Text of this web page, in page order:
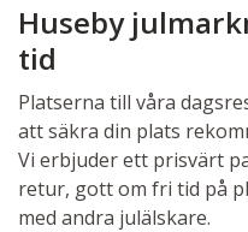
Huseby
tid
Platserna till våra
att säkra din plats
Vi erbjuder ett prisvärt
retur, gott om fri tid på
med andra julälskare.